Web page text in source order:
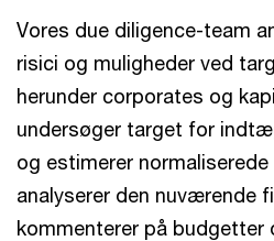
Vores due diligence-team
risici og muligheder ved
herunder corporates og
undersøger target for
og estimerer
analyserer den nuværende
kommenterer på budgetter